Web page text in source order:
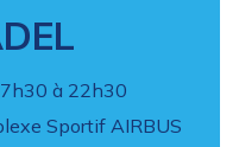
à 22h30
Sportif AIRBUS